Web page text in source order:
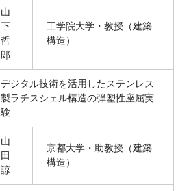
山
下
哲
郎
工学院大学・教授（建築
構造）
デジタル技術を活用したステンレス
製ラチスシェル構造の弾塑性座屈実
験
山
田
諒
京都大学・助教授（建築
構造）